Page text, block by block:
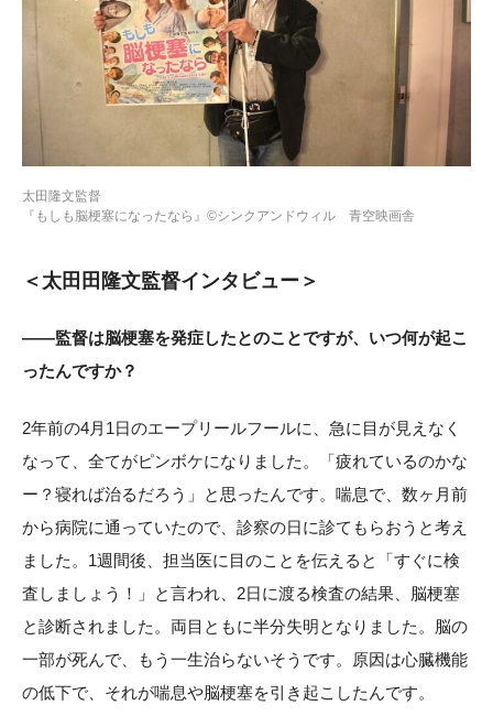
太田隆文監督
『もしも脳梗塞になったなら』©シンクアンドウィル 青空映画舎
＜太田田隆文監督インタビュー＞
——監督は脳梗塞を発症したとのことですが、いつ何が起こ
ったんですか？
2年前の4月1日のエープリールフールに、急に目が見えなく
なって、全てがピンボケになりました。「疲れているのかな
ー？寝れば治るだろう」と思ったんです。喘息で、数ヶ月前
から病院に通っていたので、診察の日に診てもらおうと考え
ました。1週間後、担当医に目のことを伝えると「すぐに検
査しましょう！」と言われ、2日に渡る検査の結果、脳梗塞
と診断されました。両目ともに半分失明となりました。脳の
一部が死んで、もう一生治らないそうです。原因は心臓機能
の低下で、それが喘息や脳梗塞を引き起こしたんです。